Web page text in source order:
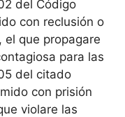
del Código
con reclusión o
el que propagare
para las
del citado
con prisión
violare las